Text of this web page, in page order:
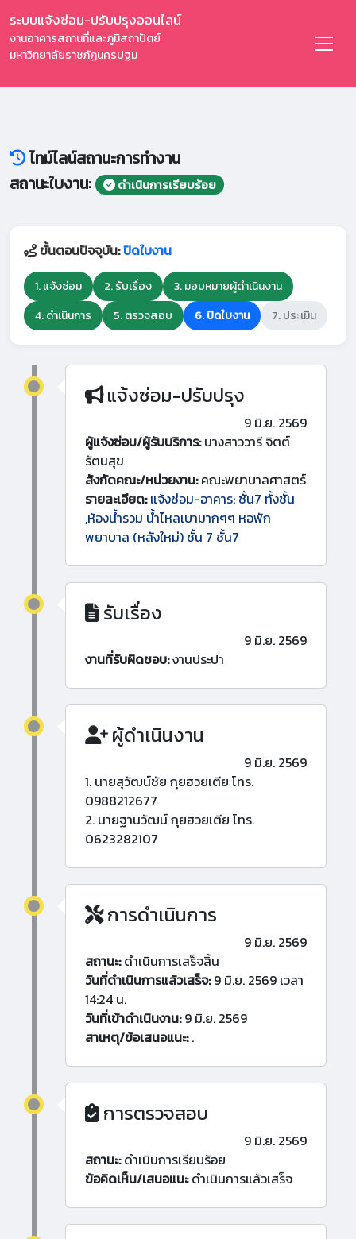
ระบบแจ้งซ่อม-ปรับปรุงออนไลน์
งานอาคารสถานที่และภูมิสถาปัตย์
มหาวิทยาลัยราชภัฏนครปฐม
ไทม์ไลน์สถานะการทำงาน
สถานะใบงาน:
ดำเนินการเรียบร้อย
ขั้นตอนปัจจุบัน:ปิดใบงาน
1. แจ้งซ่อม 2. รับเรื่อง
3. มอบหมายผู้ดำเนินงาน
4. ดำเนินการ
5. ตรวจสอบ 6. ปิดใบงาน 7. ประเมิน
แจ้งซ่อม-ปรับปรุง
9 มิ.ย. 2569
ผู้แจ้งซ่อม/ผู้รับบริการ:นางสาววารี จิตต์
รัตนสุข
สังกัดคณะ/หน่วยงาน:คณะพยาบาลศาสตร์
รายละเอียด: แจ้งซ่อม-อาคาร: ชั้น7 ทั้งชั้น
,ห้องน้ำรวม น้ำไหลเบามากๆๆ หอพัก
พยาบาล (หลังใหม่) ชั้น 7 ชั้น7
รับเรื่อง
9 มิ.ย. 2569
งานที่รับผิดชอบ:งานประปา
ผู้ดำเนินงาน
9 มิ.ย. 2569
1. นายสุวัฒน์ชัย กุยฮวยเตีย โทร.
0988212677
2. นายฐานวัฒน์ กุยฮวยเตีย โทร.
0623282107
การดำเนินการ
9 มิ.ย. 2569
สถานะ:ดำเนินการเสร็จสิ้น
วันที่ดำเนินการแล้วเสร็จ:9 มิ.ย. 2569 เวลา
14:24 น.
วันที่เข้าดำเนินงาน:9 มิ.ย. 2569
สาเหตุ/ข้อเสนอแนะ:.
การตรวจสอบ
9 มิ.ย. 2569
สถานะ:ดำเนินการเรียบร้อย
ข้อคิดเห็น/เสนอแนะดำเนินการแล้วเสร็จ